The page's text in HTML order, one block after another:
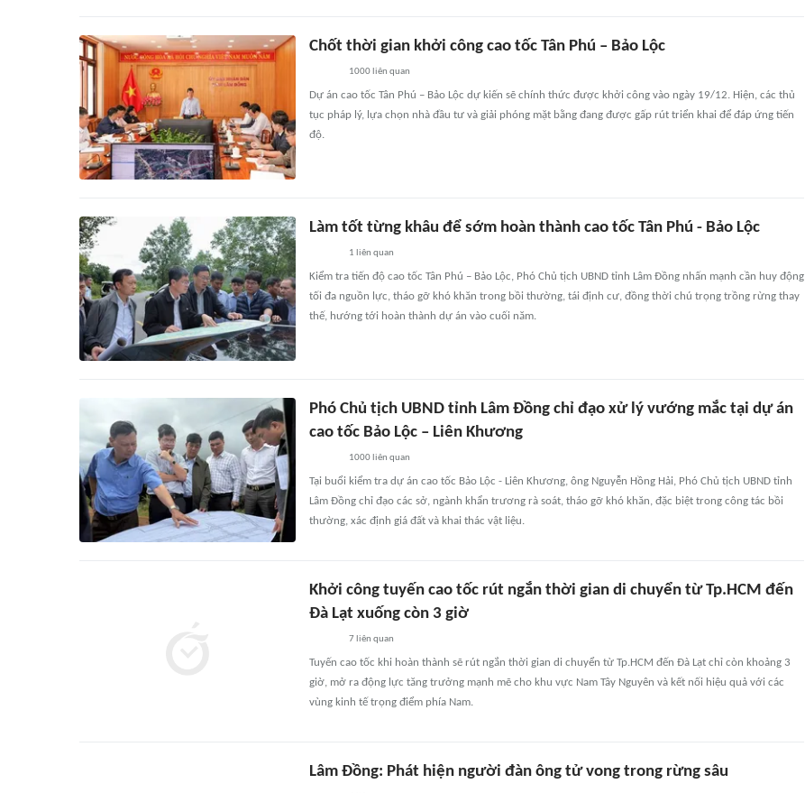
Chốt thời gian khởi công cao tốc Tân Phú – Bảo Lộc
1000 liên quan
Dự án cao tốc Tân Phú – Bảo Lộc dự kiến sẽ chính thức được khởi công vào ngày 19/12. Hiện, các thủ
tục pháp lý, lựa chọn nhà đầu tư và giải phóng mặt bằng đang được gấp rút triển khai để đáp ứng tiến
độ.
Làm tốt từng khâu để sớm hoàn thành cao tốc Tân Phú - Bảo Lộc
1 liên quan
Kiểm tra tiến độ cao tốc Tân Phú – Bảo Lộc, Phó Chủ tịch UBND tỉnh Lâm Đồng nhấn mạnh cần huy động
tối đa nguồn lực, tháo gỡ khó khăn trong bồi thường, tái định cư, đồng thời chú trọng trồng rừng thay
thế, hướng tới hoàn thành dự án vào cuối năm.
Phó Chủ tịch UBND tỉnh Lâm Đồng chỉ đạo xử lý vướng mắc tại dự án
cao tốc Bảo Lộc – Liên Khương
1000 liên quan
Tại buổi kiểm tra dự án cao tốc Bảo Lộc - Liên Khương, ông Nguyễn Hồng Hải, Phó Chủ tịch UBND tỉnh
Lâm Đồng chỉ đạo các sở, ngành khẩn trương rà soát, tháo gỡ khó khăn, đặc biệt trong công tác bồi
thường, xác định giá đất và khai thác vật liệu.
Khởi công tuyến cao tốc rút ngắn thời gian di chuyển từ Tp.HCM đến
Đà Lạt xuống còn 3 giờ
7 liên quan
Tuyến cao tốc khi hoàn thành sẽ rút ngắn thời gian di chuyển từ Tp.HCM đến Đà Lạt chỉ còn khoảng 3
giờ, mở ra động lực tăng trưởng mạnh mẽ cho khu vực Nam Tây Nguyên và kết nối hiệu quả với các
vùng kinh tế trọng điểm phía Nam.
Lâm Đồng: Phát hiện người đàn ông tử vong trong rừng sâu